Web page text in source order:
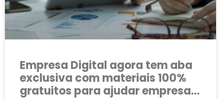
Empresa Digital agora tem aba
exclusiva com materiais 100%
gratuitos para ajudar empresas